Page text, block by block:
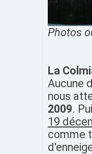
Photos
La
Aucune
nous
2009.
19
comme